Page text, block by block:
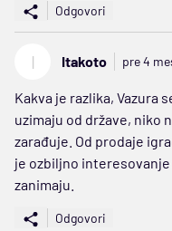
Odgovori
I Itakoto pre 4
Kakva je razlika, Vazura
uzimaju od države, niko
zarađuje. Od prodaje
je ozbiljno interesovanje
zanimaju.
Odgovori